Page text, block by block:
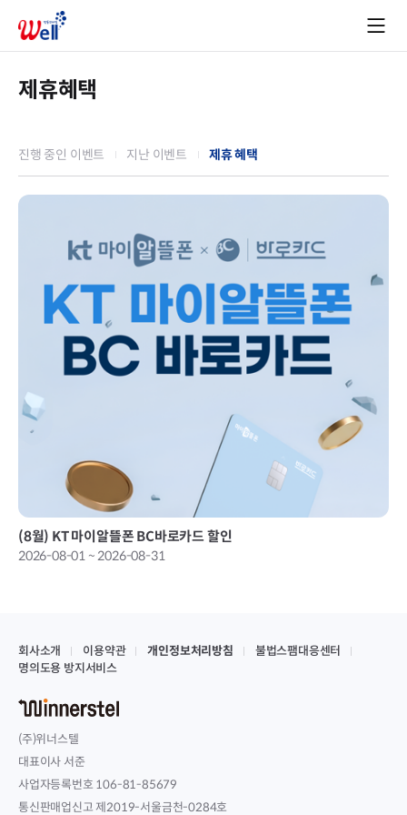
제휴혜택
진행 중인 이벤트 지난 이벤트 제휴 혜택
(8월) KT 마이알뜰폰 BC바로카드 할인
2026-08-01 ~ 2026-08-31
회사소개 이용약관 개인정보처리방침
불법스팸대응센터
명의도용 방지서비스
(주)위너스텔
대표이사 서준
사업자등록번호 106-81-85679
통신판매업신고 제2019-서울금천-0284호